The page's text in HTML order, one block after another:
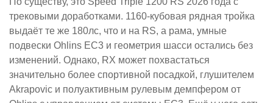
трековыми доработками. 1160-кубовая рядная тройка
выдаёт те же 180лс, что и на RS, а рама, умные
подвески Ohlins EC3 и геометрия шасси остались без
изменений. Однако, RX может похвастаться
значительно более спортивной посадкой, глушителем
Akrapovic и полуактивным рулевым демпфером от